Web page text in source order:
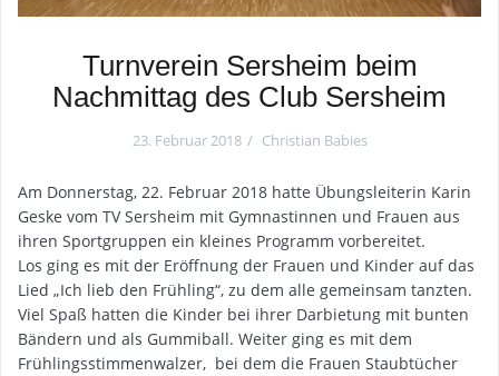
Turnverein Sersheim beim
Nachmittag des Club Sersheim
23. Februar 2018 Christian Babies
Am Donnerstag, 22. Februar 2018 hatte Übungsleiterin Karin
Geske vom TV Sersheim mit Gymnastinnen und Frauen aus
ihren Sportgruppen ein kleines Programm vorbereitet.
Los ging es mit der Eröffnung der Frauen und Kinder auf das
Lied „Ich lieb den Frühling“, zu dem alle gemeinsam tanzten.
Viel Spaß hatten die Kinder bei ihrer Darbietung mit bunten
Bändern und als Gummiball. Weiter ging es mit dem
Frühlingsstimmenwalzer, bei dem die Frauen Staubtücher